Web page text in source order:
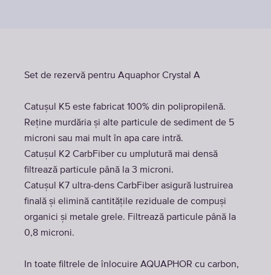
Set de rezervă pentru Aquaphor Crystal A
Catușul K5 este fabricat 100% din polipropilenă.
Reține murdăria și alte particule de sediment de 5
microni sau mai mult în apa care intră.
Catușul K2 CarbFiber cu umplutură mai densă
filtrează particule până la 3 microni.
Catușul K7 ultra-dens CarbFiber asigură lustruirea
finală și elimină cantitățile reziduale de compuși
organici și metale grele. Filtrează particule până la
0,8 microni.
In toate filtrele de înlocuire AQUAPHOR cu carbon,